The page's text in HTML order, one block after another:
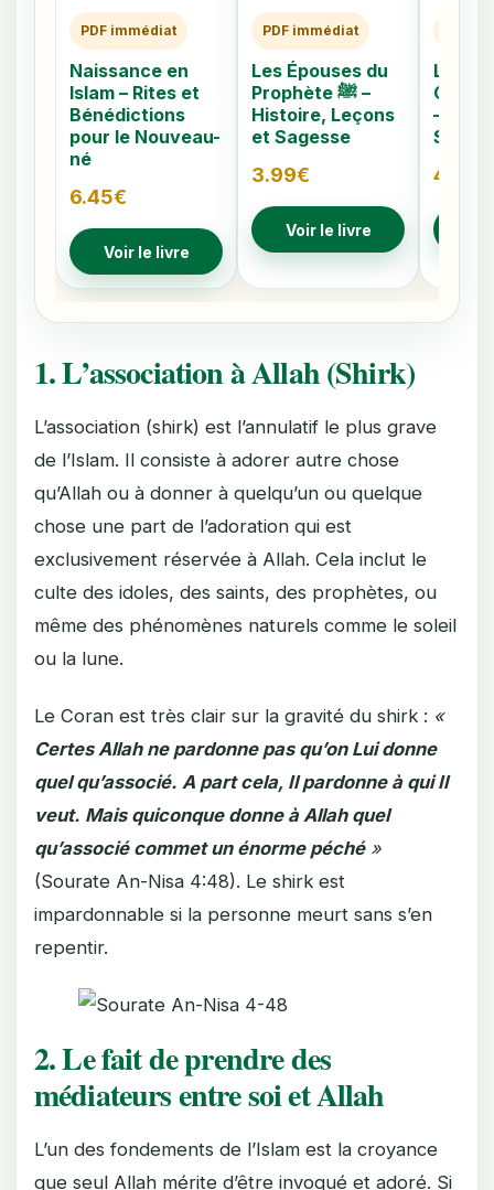
PDF immédiat
Naissance en
Islam – Rites et
Bénédictions
pour le Nouveau-
né
6.45€
Voir le livre
PDF immédiat
Les Épouses du
Prophète ﷺ –
Histoire, Leçons
et Sagesse
3.99€
Voir le livre
Les
–
4.79
1. L’association à Allah (Shirk)
L’association (shirk) est l’annulatif le plus grave
de l’Islam. Il consiste à adorer autre chose
qu’Allah ou à donner à quelqu’un ou quelque
chose une part de l’adoration qui est
exclusivement réservée à Allah. Cela inclut le
culte des idoles, des saints, des prophètes, ou
même des phénomènes naturels comme le soleil
ou la lune.
Le Coran est très clair sur la gravité du shirk : «
Certes Allah ne pardonne pas qu’on Lui donne
quel qu’associé. A part cela, Il pardonne à qui Il
veut. Mais quiconque donne à Allah quel
qu’associé commet un énorme péché»
(Sourate An-Nisa 4:48). Le shirk est
impardonnable si la personne meurt sans s’en
repentir.
2. Le fait de prendre des
médiateurs entre soi et Allah
L’un des fondements de l’Islam est la croyance
que seul Allah mérite d’être invoqué et adoré. Si